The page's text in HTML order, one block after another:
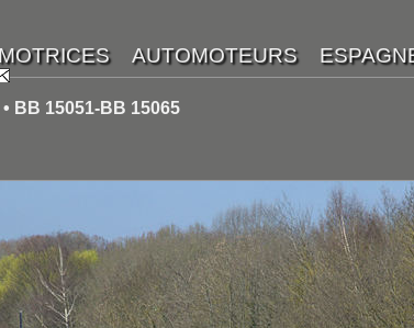
• BB 15051-BB 15065